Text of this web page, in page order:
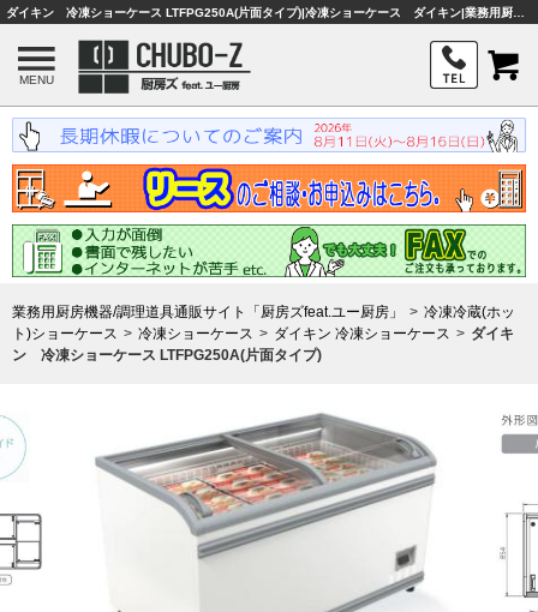
MENU
業務用厨房機器/調理道具通販サイト「厨房ズfeat.ユー厨房」
冷凍冷蔵(ホッ
ト)ショーケース
冷凍ショーケース ダイキン 冷凍ショーケース
ダイキ
ン 冷凍ショーケース LTFPG250A(片面タイプ)